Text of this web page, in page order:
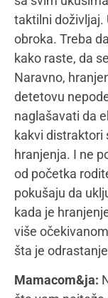
Jasenka Lazić:
Centru
Svesni smo da
kako ne postoji,
kao deo jedne
detetova šira
na rad sa
porodicom, jer
Podrška je
savetodavne
dakle
obrati za
individualni plan
sa njihovom
Saznajte